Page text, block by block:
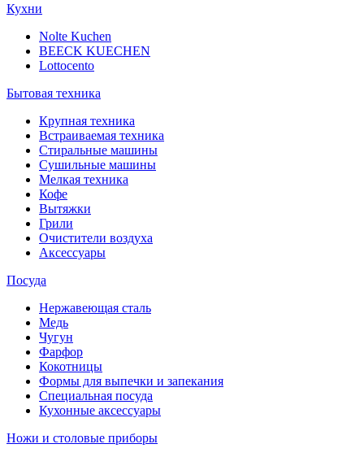
Кухни
Nolte Kuchen
BEECK KUECHEN
Lottocento
Бытовая техника
Крупная техника
Встраиваемая техника
Стиральные машины
Сушильные машины
Мелкая техника
Кофе
Вытяжки
Грили
Очистители воздуха
Аксессуары
Посуда
Нержавеющая сталь
Медь
Чугун
Фарфор
Кокотницы
Формы для выпечки и запекания
Специальная посуда
Кухонные аксессуары
Ножи и столовые приборы